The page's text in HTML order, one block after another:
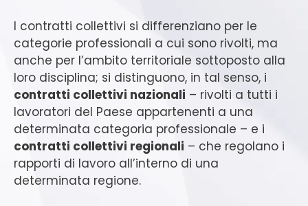
I contratti collettivi si differenziano per le
categorie professionali a cui sono rivolti, ma
anche per l’ambito territoriale sottoposto alla
loro disciplina; si distinguono, in tal senso, i
contratti collettivi nazionali – rivolti a tutti i
lavoratori del Paese appartenenti a una
determinata categoria professionale – e i
contratti collettivi regionali – che regolano i
rapporti di lavoro all’interno di una
determinata regione.